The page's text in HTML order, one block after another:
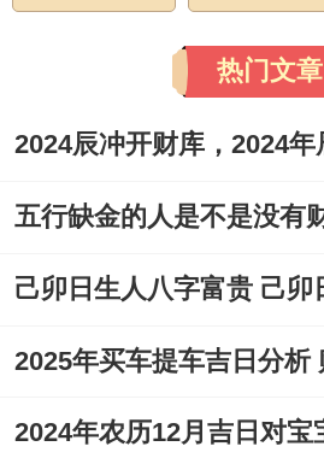
热门文章